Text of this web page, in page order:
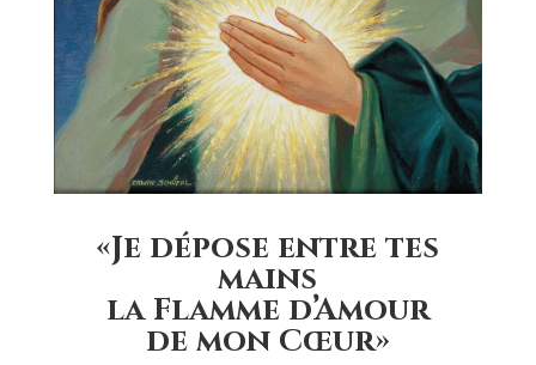
«Je dépose entre tes
mains
la Flamme d’Amour
de mon Cœur»